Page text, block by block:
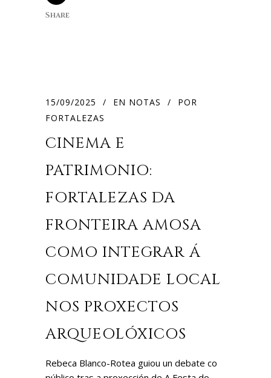
Share
15/09/2025 EN NOTAS
POR
FORTALEZAS
CINEMA E
PATRIMONIO:
FORTALEZAS DA
FRONTEIRA AMOSA
COMO INTEGRAR Á
COMUNIDADE LOCAL
NOS PROXECTOS
ARQUEOLÓXICOS
Rebeca Blanco-Rotea guiou un debate co